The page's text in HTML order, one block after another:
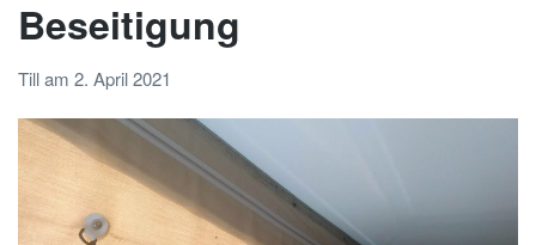
Beseitigung
Tillam 2. April 2021